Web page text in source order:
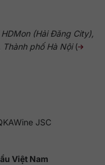
(Hải Đăng City),
phố Hà Nội(
JSC
Việt Nam